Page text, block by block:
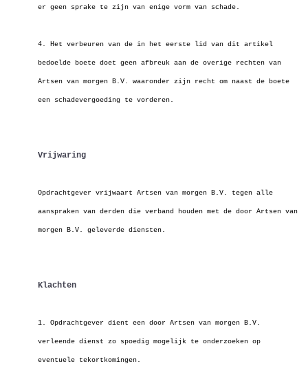
er geen sprake te zijn van enige vorm van schade.
4. Het verbeuren van de in het eerste lid van dit artikel
bedoelde boete doet geen afbreuk aan de overige rechten van
Artsen van morgen B.V. waaronder zijn recht om naast de boete
een schadevergoeding te vorderen.
Vrijwaring
Opdrachtgever vrijwaart Artsen van morgen B.V. tegen alle
aanspraken van derden die verband houden met de door Artsen van
morgen B.V. geleverde diensten.
Klachten
1. Opdrachtgever dient een door Artsen van morgen B.V.
verleende dienst zo spoedig mogelijk te onderzoeken op
eventuele tekortkomingen.